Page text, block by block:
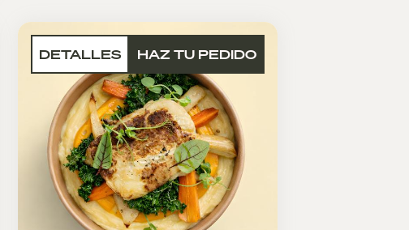
DETALLES HAZ TU PEDIDO